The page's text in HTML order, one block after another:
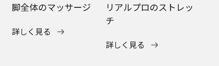
脚全体のマッサージ
詳しく見る
リアルプロのストレッ
チ
詳しく見る